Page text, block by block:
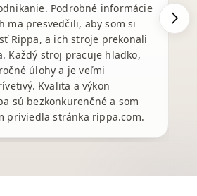
Podrobné informácie
ma presvedčili, aby som si
Rippa, a ich stroje prekonali
Každý stroj pracuje hladko,
úlohy a je veľmi
Kvalita a výkon
sú bezkonkurenčné a som
priviedla stránka rippa.com.